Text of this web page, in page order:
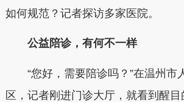
如何规范？记者探访多家医院。
公益陪诊，有何不一样
“您好，需要陪诊吗？”在温州市
区，记者刚进门诊大厅，就看到醒目